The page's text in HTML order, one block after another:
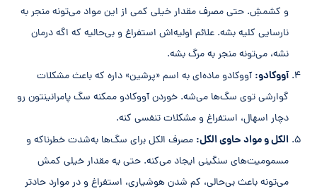
و کشمشِ. حتی مصرف مقدار خیلی کمی از این مواد می‌تونه منجر به
نارسایی کلیه بشه. علائم اولیه‌اش استفراغ و بی‌حالیه که اگه درمان
نشه، می‌تونه منجر به مرگ بشه.
آووکادو: آووکادو ماده‌ای به اسم «پرشین» داره که باعث مشکلات
گوارشی توی سگ‌ها می‌شه. خوردن آووکادو ممکنه سگ پامرانینتون رو
دچار اسهال، استفراغ و مشکلات تنفسی کنه.
الکل و مواد حاوی الکل: مصرف الکل برای سگ‌ها به‌شدت خطرناکه و
مسمومیت‌های سنگینی ایجاد می‌کنه. حتی یه مقدار خیلی کمش
می‌تونه باعث بی‌حالی، کم شدن هوشیاری، استفراغ و در موارد حادتر